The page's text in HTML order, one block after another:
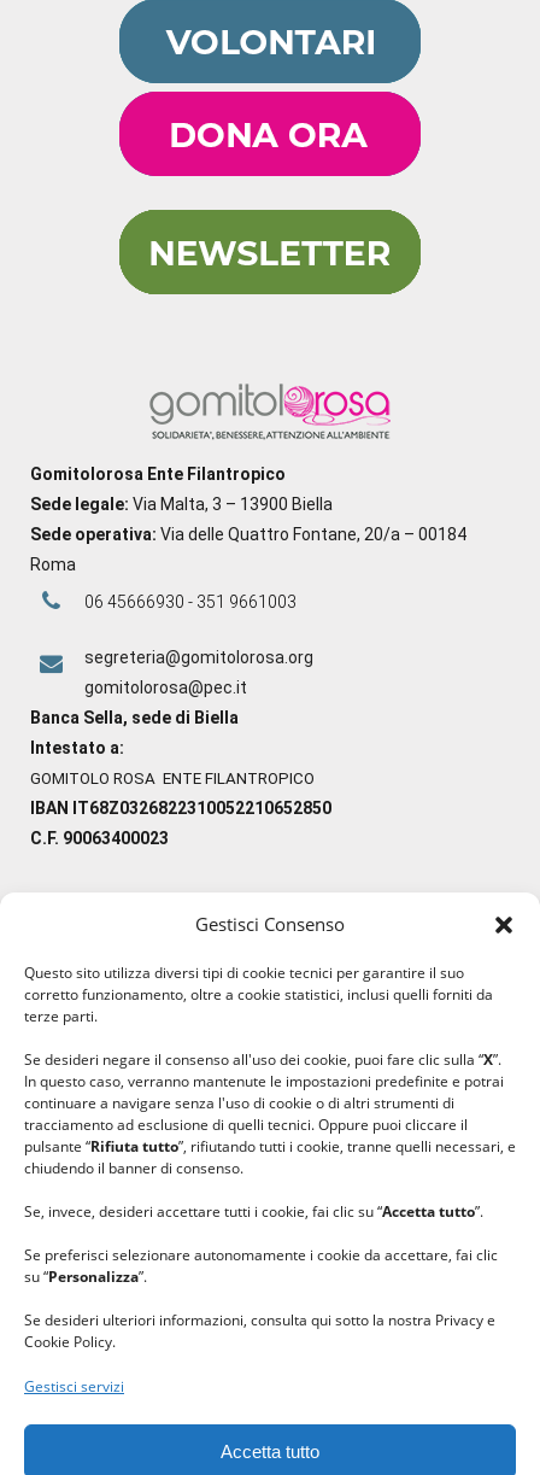
Gestisci Consenso
Questo sito utilizza diversi tipi di cookie tecnici per garantire il suo
corretto funzionamento, oltre a cookie statistici, inclusi quelli forniti da
terze parti.
Se desideri negare il consenso all'uso dei cookie, puoi fare clic sulla “X”.
In questo caso, verranno mantenute le impostazioni predefinite e potrai
continuare a navigare senza l'uso di cookie o di altri strumenti di
tracciamento ad esclusione di quelli tecnici. Oppure puoi cliccare il
pulsante “Rifiuta tutto”, rifiutando tutti i cookie, tranne quelli necessari, e
chiudendo il banner di consenso.
Se, invece, desideri accettare tutti i cookie, fai clic su “Accetta tutto”.
Se preferisci selezionare autonomamente i cookie da accettare, fai clic
su “Personalizza”.
Se desideri ulteriori informazioni, consulta qui sotto la nostra Privacy e
Cookie Policy.
Gestisci servizi
Accetta tutto
Gomitolorosa Ente Filantropico
Sede legale: Via Malta, 3 – 13900 Biella
Sede operativa: Via delle Quattro Fontane, 20/a – 00184
Roma
06 45666930 - 351 9661003
segreteria@gomitolorosa.org
gomitolorosa@pec.it
Banca Sella, sede di Biella
Intestato a:
GOMITOLO ROSA ENTE FILANTROPICO
IBAN IT68Z0326822310052210652850
C.F. 90063400023
#lanaterapia
#ilcaloredellempatia